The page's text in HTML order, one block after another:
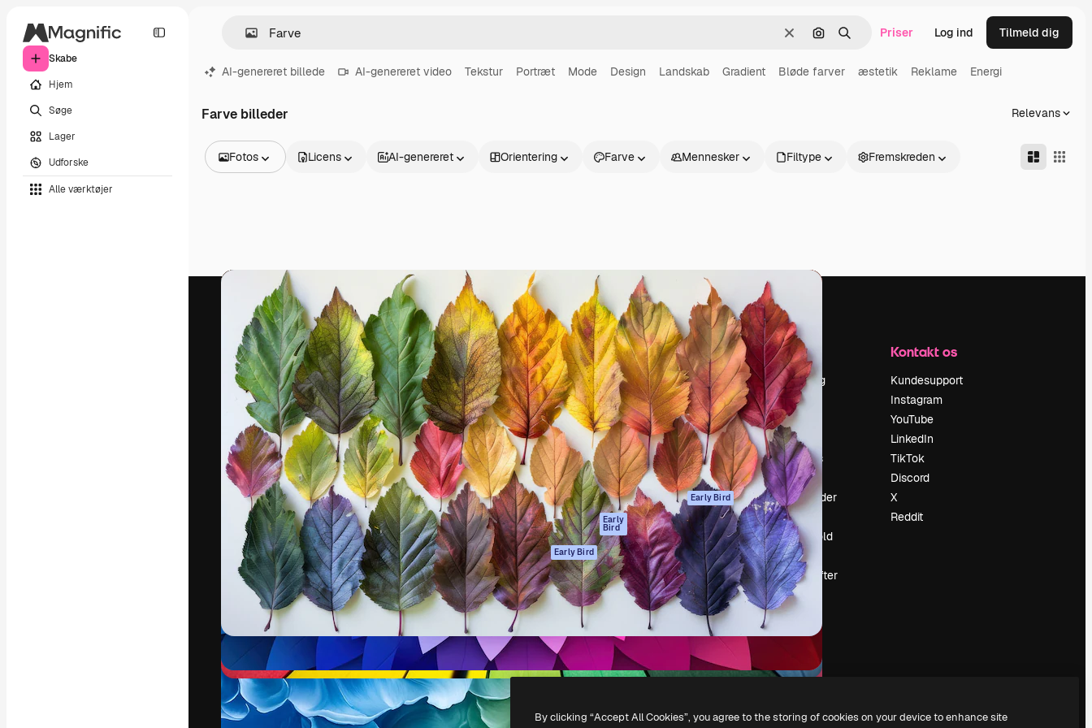
Skabe
Hjem
Søge
Lager
Udforske
Alle værktøjer
Klar Søg efter billede
Søge Priser Log ind Tilmeld dig
AI-genereret billede AI-genereret video Tekstur Portræt Mode Design Landskab Gradient Bløde farver æstetik Reklame Energi
Farve billeder Relevans
Fotos
Videoer
Motion graphics
Videoskabeloner
3D modeller
Skrifttyper
Licens AI-genereret Orientering Farve Mennesker Filtype Fremskreden
Den kreative platform til at skabe dit bedste
arbejde. Over 1 million abonnenter – fra
kreative og virksomheder til bureauer og
studier.
Dansk
Produkter
Spaces
AI-assistent
AI-billedgenerator
AI-videogenerator
AI-
stemmegenerator
Stockindhold
MCP til
Claude/ChatGPT
Early
Bird
Agenter Early Bird
API
Mobilapp
Alle Magnific
værktøjer
Kom godt i
gang
Academy
Dokumentation
Support
Vilkår for brug
Privatlivspolitik
Originaler Early Bird
Cookies politik
Tillidscenter
Partnere
Virksomhed
Firma
Prissætning
Om os
Reviews
Karriere
Søgetrends
Blog
Begivenheder
Slidesgo
Sælg indhold
Presserum
Leder du efter
magnific.ai
Kontakt os
Kundesupport
Instagram
YouTube
LinkedIn
TikTok
Discord
X
Reddit
Copyright © 2010-2026Freepik Company S.L.U.Alle rettigheder forbeholdes.
By clicking “Accept All Cookies”, you agree to the storing of cookies on your device to enhance site